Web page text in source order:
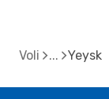
Voli Yeysk